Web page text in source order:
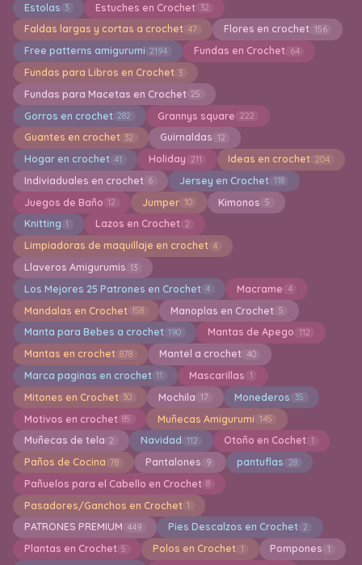
Estolas 3 Estuches en Crochet 32
Faldas largas y cortas a crochet 47 Flores en crochet 156
Free patterns amigurumi 2194 Fundas en Crochet 64
Fundas para Libros en Crochet 3
Fundas para Macetas en Crochet 25
Gorros en crochet 282 Grannys square 222
Guantes en crochet 32 Guirnaldas 12
Hogar en crochet 41 Holiday 211 Ideas en crochet 204
Indiviaduales en crochet 6 Jersey en Crochet 118
Juegos de Baño 12 Jumper 10 Kimonos 5
Knitting 1 Lazos en Crochet 2
Limpiadoras de maquillaje en crochet 4
Llaveros Amigurumis 13
Los Mejores 25 Patrones en Crochet 4 Macrame 4
Mandalas en Crochet 158 Manoplas en Crochet 5
Manta para Bebes a crochet 190 Mantas de Apego 112
Mantas en crochet 878 Mantel a crochet 40
Marca paginas en crochet 11 Mascarillas 1
Mitones en Crochet 30 Mochila 17 Monederos 35
Motivos en crochet 85 Muñecas Amigurumi 145
Muñecas de tela 2 Navidad 112 Otoño en Cochet 1
Paños de Cocina 78 Pantalones 9 pantuflas 28
Pañuelos para el Cabello en Crochet 8
Pasadores/Ganchos en Crochet 1
PATRONES PREMIUM 449 Pies Descalzos en Crochet 2
Plantas en Crochet 5 Polos en Crochet 1 Pompones 1